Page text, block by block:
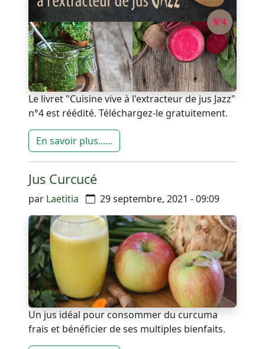
Le livret "Cuisine vive à l'extracteur de jus Jazz"
n°4 est réédité. Téléchargez-le gratuitement.
En savoir plus......
Jus Curcucé
par Laetitia 29 septembre, 2021 - 09:09
Un jus idéal pour consommer du curcuma
frais et bénéficier de ses multiples bienfaits.